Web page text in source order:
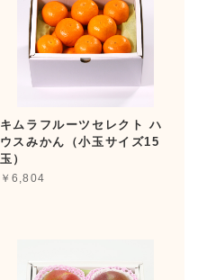
キムラフルーツセレクト ハ
ウスみかん（小玉サイズ15
玉）
￥6,804